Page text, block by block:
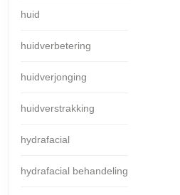
huid
huidverbetering
huidverjonging
huidverstrakking
hydrafacial
hydrafacial behandeling